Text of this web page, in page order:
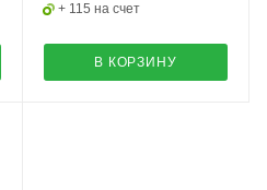
+ 115 на счет
В КОРЗИНУ